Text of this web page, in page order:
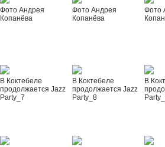
Фото Андрея
Копанёва
Фото Андрея
Копанёва
Фото
В Коктебеле
продолжается Jazz
Party_7
В Коктебеле
продолжается Jazz
Party_8
В